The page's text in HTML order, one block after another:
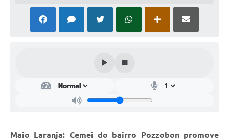
Agenda
Maio Laranja: Cemei do bairro Pozzobon promove